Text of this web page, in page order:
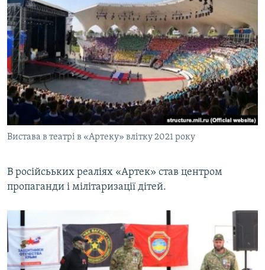
Вистава в театрі в «Артеку» влітку 2021 року
В російсььких реаліях «Артек» став центром
пропаганди і мілітаризації дітей.